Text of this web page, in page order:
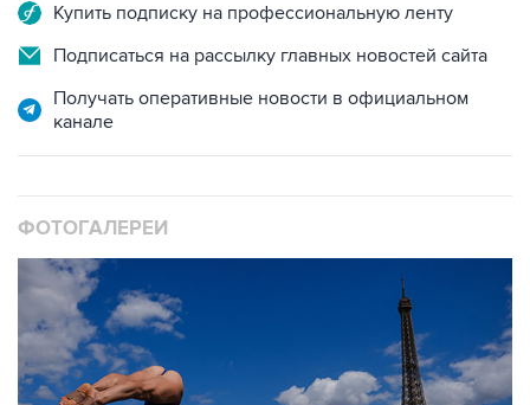
Купить подписку на профессиональную ленту
Подписаться на рассылку главных новостей сайта
Получать оперативные новости в официальном
канале
ФОТОГАЛЕРЕИ